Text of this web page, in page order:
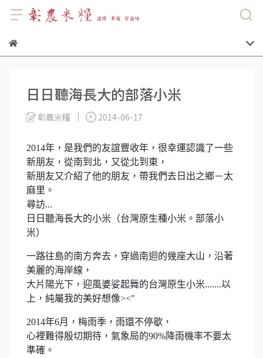
日日聽海長大的部落小米
彰農米糧 2014-06-17
2014年，是我們的友誼豐收年，很幸運認識了一些
新朋友，從南到北，又從北到東，
新朋友又介紹了他的朋友，帶我們去日出之鄉－太
麻里。
尋訪...
日日聽海長大的小米（台灣原生種小米。部落小
米）
一路往島的南方奔去，穿過南迴的幾座大山，沿著
美麗的海岸線，
大片陽光下，迎風婆娑起舞的台灣原生小米.......以
上，純屬我的美好想像><"
2014年6月，梅雨季，雨還不停歇，
心裡難得殷切期待，氣象局的90%降雨機率不要太
準確。